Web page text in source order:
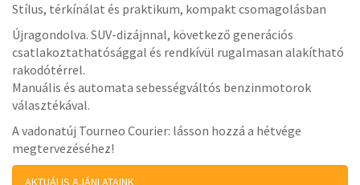
Stílus, térkínálat és praktikum, kompakt csomagolásban
Újragondolva. SUV-dizájnnal, következő generációs
csatlakoztathatósággal és rendkívül rugalmasan alakítható
rakodótérrel.
Manuális és automata sebességváltós benzinmotorok
választékával.
A vadonatúj Tourneo Courier: lásson hozzá a hétvége
megtervezéséhez!
AKTUÁLIS AJÁNLATAINK